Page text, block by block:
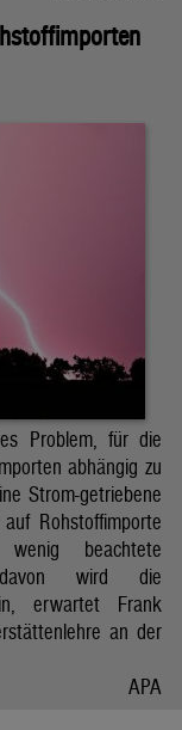
Problem, für die
abhängig zu
Strom-getriebene
Rohstoffimporte
beachtete
davon wird die
erwartet Frank
an der
APA